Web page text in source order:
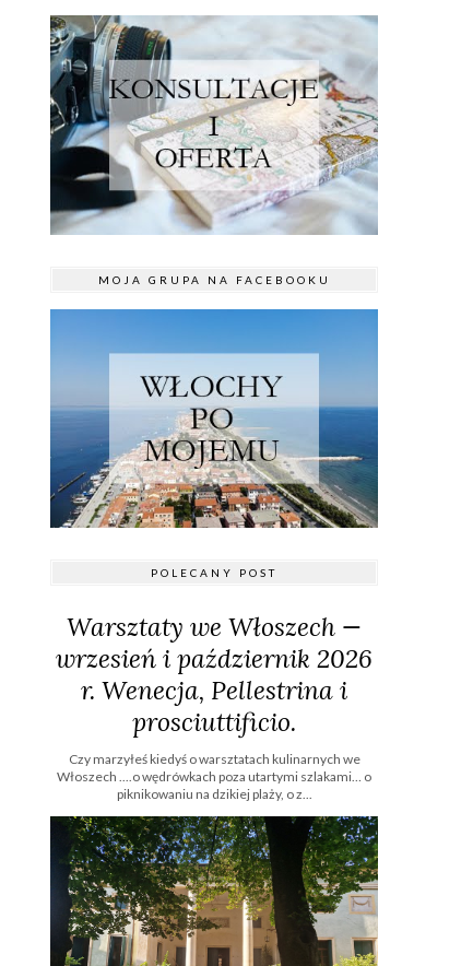
MOJA GRUPA NA FACEBOOKU
POLECANY POST
Warsztaty we Włoszech —
wrzesień i październik 2026
r. Wenecja, Pellestrina i
prosciuttificio.
Czy marzyłeś kiedyś o warsztatach kulinarnych we
Włoszech ....o wędrówkach poza utartymi szlakami… o
piknikowaniu na dzikiej plaży, o z...